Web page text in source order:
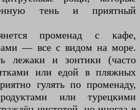
тень и приятный
променад с кафе,
— все с видом на море.
лежаки и зонтики (часто
или едой в пляжных
гулять по променаду,
или турецкими